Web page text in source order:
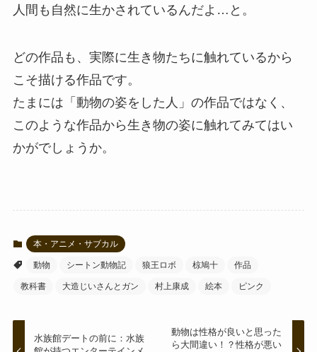
人間も自然に生かされているんだよ…と。
どの作品も、実際に生き物たちに触れているから
こそ描ける作品です。
たまには「動物の姿をした人」の作品ではなく、
このような作品から生き物の姿に触れてみてはい
かがでしょうか。
本・アニメ・サブカル
動物 シートン動物記 狼王ロボ 椋鳩十 作品
教科書 大造じいさんとガン 村上康成 絵本 ピンク
水族館デートの前に：水族
動物は性格が良いと思った
ら大間違い！？性格が悪い